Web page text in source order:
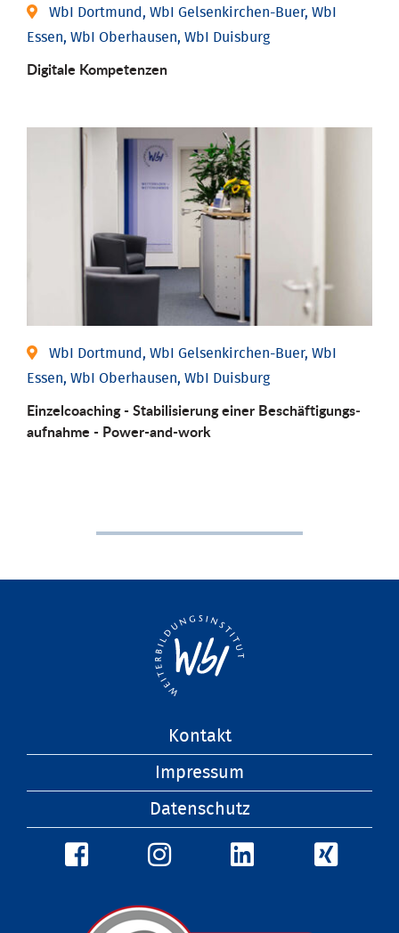
WbI Dortmund, WbI Gelsenkirchen-Buer, WbI
Essen, WbI Oberhausen, WbI Duisburg
Digitale Kompetenzen
WbI Dortmund, WbI Gelsenkirchen-Buer, WbI
Essen, WbI Oberhausen, WbI Duisburg
Einzel­coaching - Stabili­sierung einer Be­schäftigungs­
aufnahme - Power-and-work
Kontakt
Impressum
Datenschutz